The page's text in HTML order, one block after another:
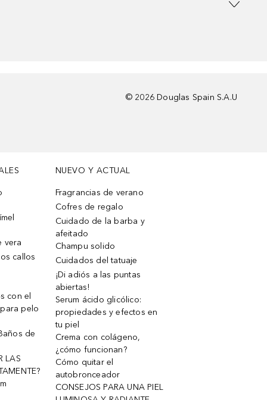
© 2026 Douglas Spain S.A.U
vera
callos
con el
pelo
de
LAS
NUEVO Y ACTUAL
Fragrancias de verano
Cofres de regalo
Cuidado de la barba y
afeitado
Champu solido
Cuidados del tatuaje
¡Di adiós a las puntas
abiertas!
Serum ácido glicólico:
propiedades y efectos en
tu piel
Crema con colágeno,
¿cómo funcionan?
Cómo quitar el
autobronceador
CONSEJOS PARA UNA PIEL